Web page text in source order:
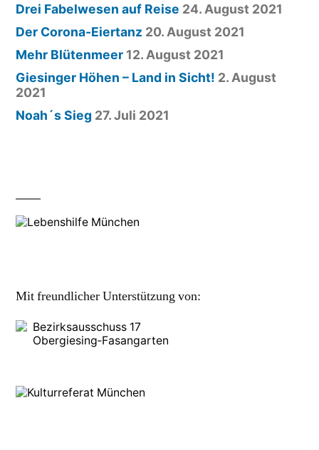
Drei Fabelwesen auf Reise 24. August 2021
Der Corona-Eiertanz 20. August 2021
Mehr Blütenmeer 12. August 2021
Giesinger Höhen – Land in Sicht! 2. August
2021
Noah´s Sieg 27. Juli 2021
Mit freundlicher Unterstützung von:
Bezirksausschuss 17
Obergiesing‑Fasangarten